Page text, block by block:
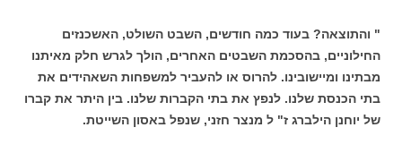
" והתוצאה? בעוד כמה חודשים, השבט השולט, האשכנזים
החילוניים, בהסכמת השבטים האחרים, הולך לגרש חלק מאיתנו
מבתינו ומיישובינו. להרוס או להעביר למשפחות השאהידים את
בתי הכנסת שלנו. לנפץ את בתי הקברות שלנו. בין היתר את קברו
של יוחנן הילברג ז" ל מנצר חזני, שנפל באסון השייטת.